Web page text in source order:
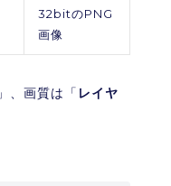
32bitのPNG
画像
」、画質は「 レイヤ